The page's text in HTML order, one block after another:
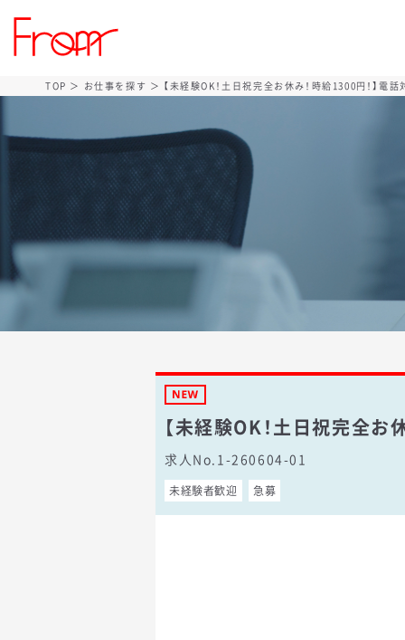
TOP ＞ お仕事を探す ＞ 【未経験OK！土日祝完全お休み！時給1300円！】
【未経験OK！土日祝完全
求人No.1-260604-01
未経験者歓迎 急募